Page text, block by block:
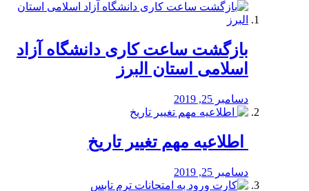
بازگشت ساعت کاری دانشگاه آزاد
اسلامی استان البرز
دسامبر 25, 2019
️ اطلاعیه مهم تغییر تاریخ
دسامبر 25, 2019